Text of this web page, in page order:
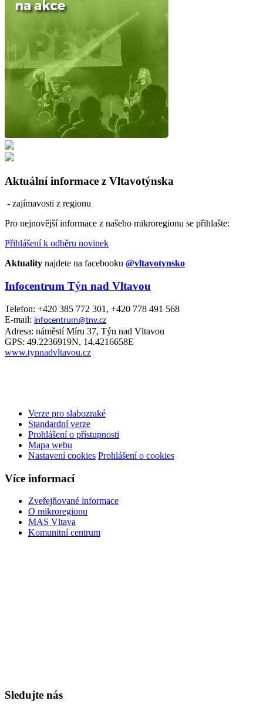
Aktuální informace z Vltavotýnska
- zajímavosti z regionu
Pro nejnovější informace z našeho mikroregionu se přihlašte:
Přihlášení k odběru novinek
Aktuality najdete na facebooku @vltavotynsko
Infocentrum Týn nad Vltavou
Telefon: +420 385 772 301, +420 778 491 568
E-mail: infocentrum@tnv.cz
Adresa: náměstí Míru 37, Týn nad Vltavou
GPS: 49.2236919N, 14.4216658E
www.tynnadvltavou.cz
Verze pro slabozraké
Standardní verze
Prohlášení o přístupnosti
Mapa webu
Nastavení cookies Prohlášení o cookies
Více informací
Zveřejňované informace
O mikroregionu
MAS Vltava
Komunitní centrum
Sledujte nás